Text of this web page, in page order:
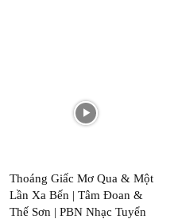
Thoáng Giấc Mơ Qua & Một
Lần Xa Bến | Tâm Đoan &
Thế Sơn | PBN Nhạc Tuyển